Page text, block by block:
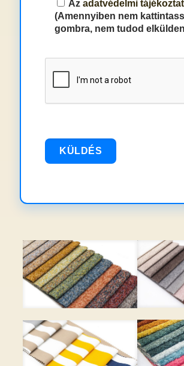
Az adatvédelmi
(Amennyiben nem
gombra, nem tudod
ADVENTURE – 17 szín – 7
750 Ft
BUBBLE